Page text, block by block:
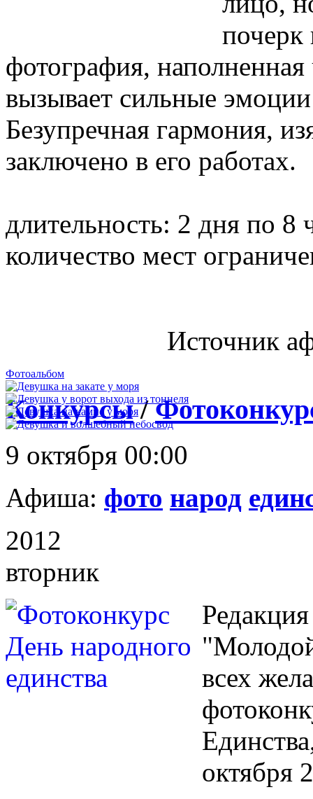
почерк
фотография,
вызывает сильные
Безупречная гармония,
заключено в его работах.
длительность: 2 дня по
количество мест
Источник
Фотоальбом
Конкурсы/
9 октября 00:00
Афиша: фото народ
2012
вторник
всех
октября